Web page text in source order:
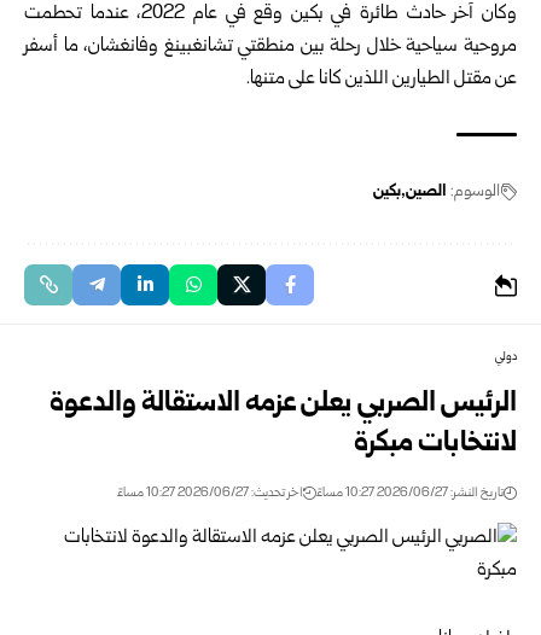
وكان آخر حادث طائرة في بكين وقع في عام 2022، عندما تحطمت
مروحية سياحية خلال رحلة بين منطقتي تشانغبينغ وفانغشان، ما أسفر
عن مقتل الطيارين اللذين كانا على متنها.
الوسوم: الصين بكين
دولي
الرئيس الصربي يعلن عزمه الاستقالة والدعوة
لانتخابات مبكرة
تاريخ النشر: 2026/06/27 10:27 مساءً اخر تحديث: 2026/06/27 10:27 مساءً